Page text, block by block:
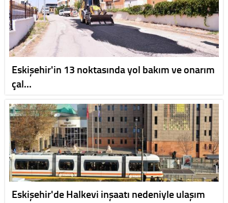
Eskişehir'in 13 noktasında yol bakım ve onarım
çal…
Eskişehir'de Halkevi inşaatı nedeniyle ulaşım